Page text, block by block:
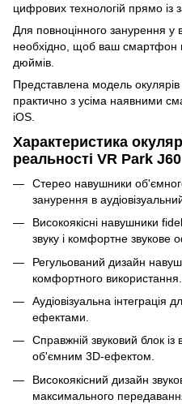
цифрових технологій прямо із
Для повноцінного занурення у
необхідно, щоб ваш смартфон
дюймів.
Представлена модель окулярів
практично з усіма наявними
iOS.
Характеристика
реальності VR Park J60
Стерео навушники
занурення в аудіовізуальний
Високоякісні навушники
звуку і комфортне звукове
Регульований дизайн
комфортного використання.
Аудіовізуальна інтеграція
ефектами.
Справжній звуковий блок із
об'ємним 3D-ефектом.
Високоякісний дизайн
максимального